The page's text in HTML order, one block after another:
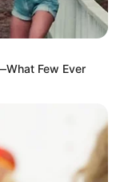
Few Ever